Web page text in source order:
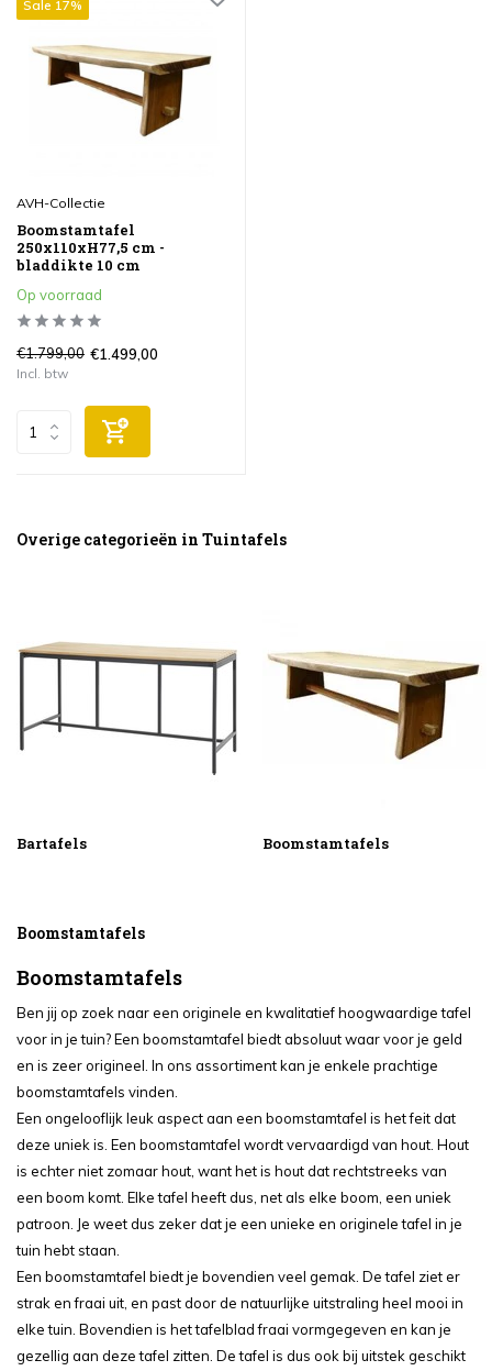
Sale 17%
AVH-Collectie
Boomstamtafel
250x110xH77,5 cm -
bladdikte 10 cm
Op voorraad
€1.799,00 €1.499,00
Incl. btw
Overige categorieën in Tuintafels
Bartafels Boomstamtafels
Boomstamtafels
Boomstamtafels
Ben jij op zoek naar een originele en kwalitatief hoogwaardige tafel
voor in je tuin? Een boomstamtafel biedt absoluut waar voor je geld
en is zeer origineel. In ons assortiment kan je enkele prachtige
boomstamtafels vinden.
Een ongelooflijk leuk aspect aan een boomstamtafel is het feit dat
deze uniek is. Een boomstamtafel wordt vervaardigd van hout. Hout
is echter niet zomaar hout, want het is hout dat rechtstreeks van
een boom komt. Elke tafel heeft dus, net als elke boom, een uniek
patroon. Je weet dus zeker dat je een unieke en originele tafel in je
tuin hebt staan.
Een boomstamtafel biedt je bovendien veel gemak. De tafel ziet er
strak en fraai uit, en past door de natuurlijke uitstraling heel mooi in
elke tuin. Bovendien is het tafelblad fraai vormgegeven en kan je
gezellig aan deze tafel zitten. De tafel is dus ook bij uitstek geschikt